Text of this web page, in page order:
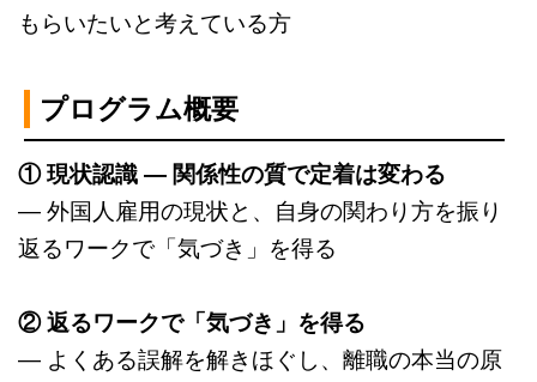
もらいたいと考えている方
プログラム概要
① 現状認識 ― 関係性の質で定着は変わる
― 外国人雇用の現状と、自身の関わり方を振り
返るワークで「気づき」を得る
② 返るワークで「気づき」を得る
― よくある誤解を解きほぐし、離職の本当の原